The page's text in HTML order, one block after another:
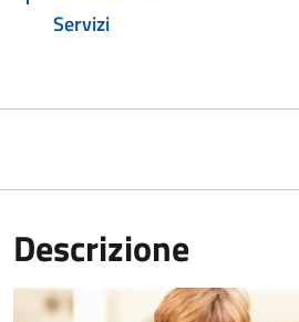
Servizi
Descrizione